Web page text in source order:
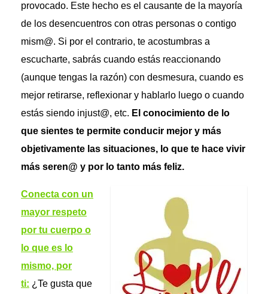
provocado. Este hecho es el causante de la mayoría
de los desencuentros con otras personas o contigo
mism@. Si por el contrario, te acostumbras a
escucharte, sabrás cuando estás reaccionando
(aunque tengas la razón) con desmesura, cuando es
mejor retirarse, reflexionar y hablarlo luego o cuando
estás siendo injust@, etc. El conocimiento de lo
que sientes te permite conducir mejor y más
objetivamente las situaciones, lo que te hace vivir
más seren@ y por lo tanto más feliz.
Conecta con un
mayor respeto
por tu cuerpo o
lo que es lo
mismo, por
ti: ¿Te gusta que